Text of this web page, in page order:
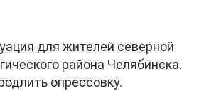
для жителей северной
района Челябинска.
опрессовку.